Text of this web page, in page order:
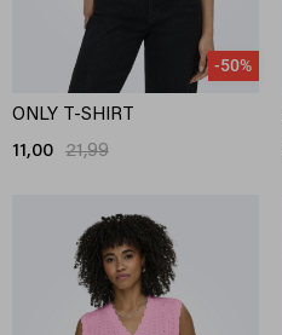
-50%
ONLY T-SHIRT
11,00 21,99